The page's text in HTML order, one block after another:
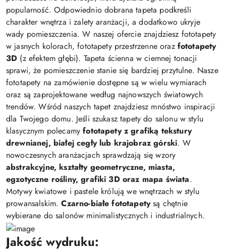
popularność. Odpowiednio dobrana tapeta podkreśli
charakter wnętrza i zalety aranżacji, a dodatkowo ukryje
wady pomieszczenia. W naszej ofercie znajdziesz fototapety
w jasnych kolorach, fototapety przestrzenne oraz fototapety
3D (z efektem głębi). Tapeta ścienna w ciemnej tonacji
sprawi, że pomieszczenie stanie się bardziej przytulne. Nasze
fototapety na zamówienie dostępne są w wielu wymiarach
oraz są zaprojektowane według najnowszych światowych
trendów. Wśród naszych tapet znajdziesz mnóstwo inspiracji
dla Twojego domu. Jeśli szukasz tapety do salonu w stylu
klasycznym polecamyfototapety z grafiką tekstury
drewnianej, białej cegły lub krajobraz górski. W
nowoczesnych aranżacjach sprawdzają się wzory
abstrakcyjne, kształty geometryczne, miasta,
egzotyczne rośliny, grafiki 3D oraz mapa świata.
Motywy kwiatowe i pastele królują we wnętrzach w stylu
prowansalskim.Czarno-białe fototapetysą chętnie
wybierane do salonów minimalistycznych i industrialnych.
Jakość wydruku: